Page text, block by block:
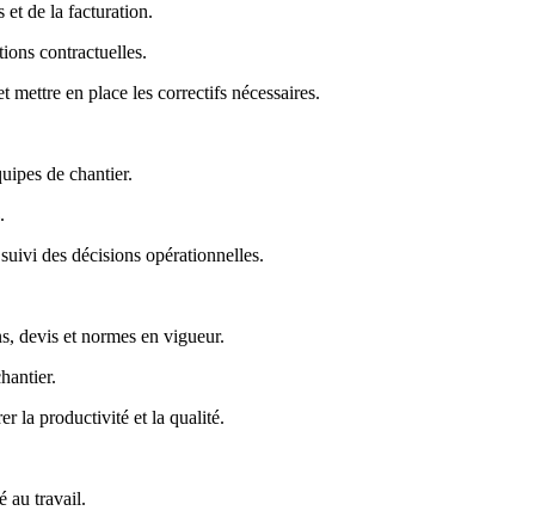
et de la facturation.
contractuelles.
en place les correctifs nécessaires.
de chantier.
des décisions opérationnelles.
devis et normes en vigueur.
la productivité et la qualité.
au travail.